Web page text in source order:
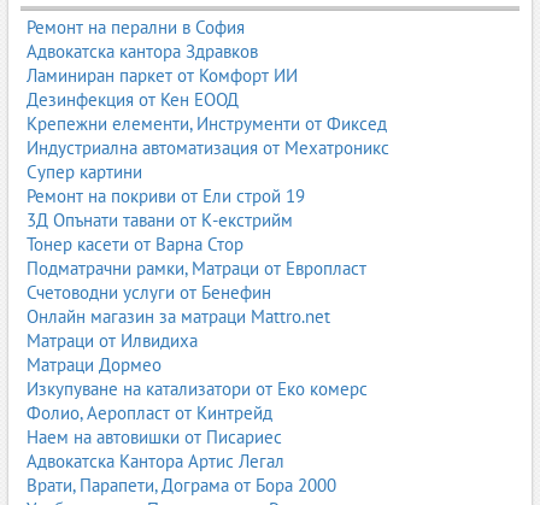
Боядисване на машини и оборудване
Боядисване на индустриални изделия
2. Прахово боядисване на алуминий
Алуминиеви профили
Алуминиеви конструкции
Алуминиеви рамки и панели
Алуминиеви изделия за фасади и интериор
3. Прахово боядисване на джанти
Пълно прахово боядисване на джанти
Пясъкоструене и подготовка
Избор на цвят и ефект
Защита от корозия и надраскване
4. Подготовка преди боядисване
Пясъкоструене
Обезмасляване
Фосфатиране
Почистване и подготовка на повърхността
5. Цветове и ефекти
Ремонт на перални в София
Адвокатска кантора Здравков
Ламиниран паркет от Комфорт ИИ
Дезинфекция от Кен ЕООД
Крепежни елементи, Инструменти от Фиксед
Индустриална автоматизация от Мехатроникс
Супер картини
Ремонт на покриви от Ели строй 19
3Д Опънати тавани от К-екстрийм
Тонер касети от Варна Стор
Подматрачни рамки, Матраци от Европласт
Счетоводни услуги от Бенефин
Онлайн магазин за матраци Mattro.net
Матраци от Илвидиха
Матраци Дормео
Изкупуване на катализатори от Еко комерс
Фолио, Аеропласт от Кинтрейд
Наем на автовишки от Писариес
Адвокатска Кантора Артис Легал
Врати, Парапети, Дограма от Бора 2000